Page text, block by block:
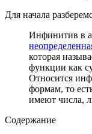
Для начала
Инфинитив в
которая
функции как
Относится
формам, то
имеют числа,
Содержание